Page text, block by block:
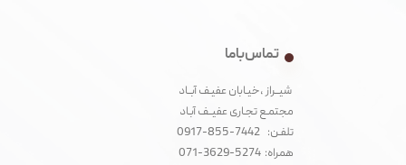
تماس با ما
شیــراز ،خیـابان عفیـف آبــاد
مجتمـع تجـاری عفیــف آبـاد‌
تلفـن: 7442-855-0917
همراه: 5274-3629-071